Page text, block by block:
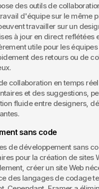
des outils de
d'équipe sur le même
travailler sur un
à jour en direct reflétées
utile pour les
des retours ou de
collaboration en temps
et des suggestions,
fluide entre designers,
sans code
de développement sans
pour la création de sites
créer un site Web
des langages de codage